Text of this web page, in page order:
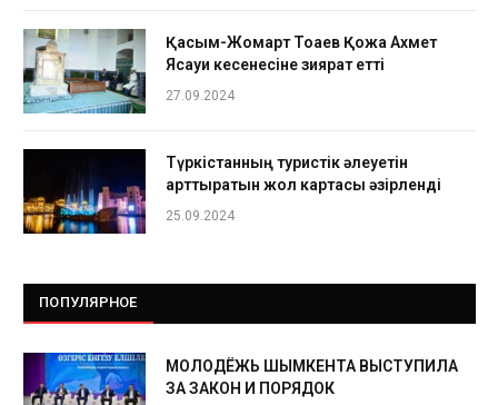
Қасым-Жомарт Тоқаев Қожа Ахмет
Ясауи кесенесіне зиярат етті
27.09.2024
Түркістанның туристік әлеуетін
арттыратын жол картасы әзірленді
25.09.2024
ПОПУЛЯРНОЕ
МОЛОДЁЖЬ ШЫМКЕНТА ВЫСТУПИЛА
ЗА ЗАКОН И ПОРЯДОК